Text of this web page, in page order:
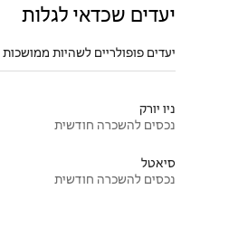
יעדים שכדאי לגלות
יעדים פופולריים לשהיות ממושכות
ניו יורק
נכסים להשכרה חודשית
סיאטל
נכסים להשכרה חודשית